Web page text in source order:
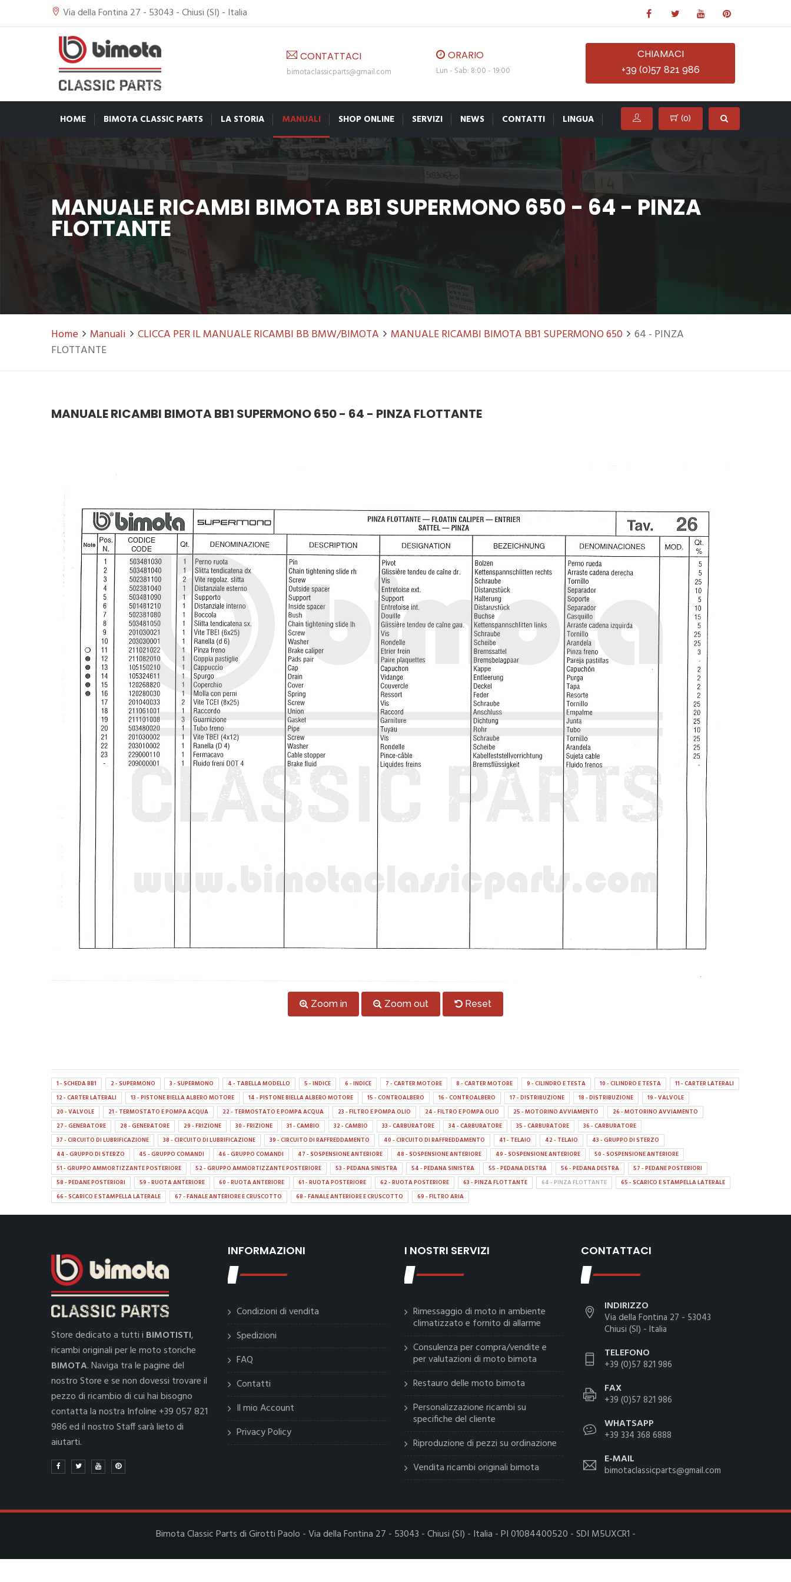
Via della Fontina 27 - 53043 - Chiusi (SI) - Italia
CONTATTACI
bimotaclassicparts@gmail.com
ORARIO
Lun - Sab: 8:00 - 19:00
CHIAMACI
+39 (0)57 821 986
(0)
HOME BIMOTA CLASSIC PARTS LA STORIA MANUALI SHOP ONLINE SERVIZI NEWS CONTATTI LINGUA
MANUALE RICAMBI BIMOTA BB1 SUPERMONO 650 - 64 - PINZA
FLOTTANTE
Home Manuali CLICCA PER IL MANUALE RICAMBI BB BMW/BIMOTA MANUALE RICAMBI BIMOTA BB1 SUPERMONO 650
64 - PINZA
FLOTTANTE
MANUALE RICAMBI BIMOTA BB1 SUPERMONO 650 - 64 - PINZA FLOTTANTE
Zoom in Zoom out Reset
1 - SCHEDA BB1 2 - SUPERMONO 3 - SUPERMONO 4 - TABELLA MODELLO 5 - INDICE 6 - INDICE 7 - CARTER MOTORE 8 - CARTER MOTORE 9 - CILINDRO E TESTA 10 - CILINDRO E TESTA
11 - CARTER LATERALI
12 - CARTER LATERALI
13 - PISTONE BIELLA ALBERO MOTORE 14 - PISTONE BIELLA ALBERO MOTORE 15 - CONTROALBERO 16 - CONTROALBERO 17 - DISTRIBUZIONE 18 - DISTRIBUZIONE
19 - VALVOLE
20 - VALVOLE
21 - TERMOSTATO E POMPA ACQUA 22 - TERMOSTATO E POMPA ACQUA 23 - FILTRO E POMPA OLIO 24 - FILTRO E POMPA OLIO 25 - MOTORINO AVVIAMENTO
26 - MOTORINO AVVIAMENTO
27 - GENERATORE
28 - GENERATORE 29 - FRIZIONE 30 - FRIZIONE 31 - CAMBIO 32 - CAMBIO 33 - CARBURATORE 34 - CARBURATORE 35 - CARBURATORE
36 - CARBURATORE
37 - CIRCUITO DI LUBRIFICAZIONE
38 - CIRCUITO DI LUBRIFICAZIONE 39 - CIRCUITO DI RAFFREDDAMENTO 40 - CIRCUITO DI RAFFREDDAMENTO 41 - TELAIO 42 - TELAIO
43 - GRUPPO DI STERZO
44 - GRUPPO DI STERZO
45 - GRUPPO COMANDI 46 - GRUPPO COMANDI 47 - SOSPENSIONE ANTERIORE 48 - SOSPENSIONE ANTERIORE 49 - SOSPENSIONE ANTERIORE
50 - SOSPENSIONE ANTERIORE
51 - GRUPPO AMMORTIZZANTE POSTERIORE
52 - GRUPPO AMMORTIZZANTE POSTERIORE 53 - PEDANA SINISTRA 54 - PEDANA SINISTRA 55 - PEDANA DESTRA 56 - PEDANA DESTRA
57 - PEDANE POSTERIORI
58 - PEDANE POSTERIORI
59 - RUOTA ANTERIORE 60 - RUOTA ANTERIORE 61 - RUOTA POSTERIORE 62 - RUOTA POSTERIORE 63 - PINZA FLOTTANTE 64 - PINZA FLOTTANTE
65 - SCARICO E STAMPELLA LATERALE
66 - SCARICO E STAMPELLA LATERALE
67 - FANALE ANTERIORE E CRUSCOTTO 68 - FANALE ANTERIORE E CRUSCOTTO 69 - FILTRO ARIA
Store dedicato a tutti i BIMOTISTI,
ricambi originali per le moto storiche
BIMOTA. Naviga tra le pagine del
nostro Store e se non dovessi trovare il
pezzo di ricambio di cui hai bisogno
contatta la nostra Infoline +39 057 821
986 ed il nostro Staff sarà lieto di
aiutarti.
INFORMAZIONI
Condizioni di vendita
Spedizioni
FAQ
Contatti
Il mio Account
Privacy Policy
I NOSTRI SERVIZI
Rimessaggio di moto in ambiente
climatizzato e fornito di allarme
Consulenza per compra/vendite e
per valutazioni di moto bimota
Restauro delle moto bimota
Personalizzazione ricambi su
specifiche del cliente
Riproduzione di pezzi su ordinazione
Vendita ricambi originali bimota
CONTATTACI
INDIRIZZO
Via della Fontina 27 - 53043
Chiusi (SI) - Italia
TELEFONO
+39 (0)57 821 986
FAX
+39 (0)57 821 986
WHATSAPP
+39 334 368 6888
E-MAIL
bimotaclassicparts@gmail.com
Bimota Classic Parts di Girotti Paolo - Via della Fontina 27 - 53043 - Chiusi (SI) - Italia - PI 01084400520 - SDI M5UXCR1 -